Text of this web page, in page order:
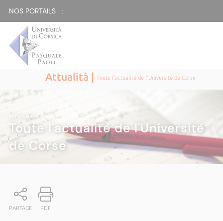
NOS PORTAILS :
Attualità |Toute l'actualité de l'Université de Corse
ATTUALITÀ|
Toute l'actualité de l'Université
de Corse
PARTAGE PDF